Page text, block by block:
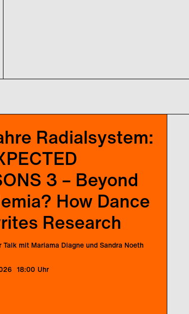
Radialsystem:
3 – Beyond
How Dance
Research
Talk mit Mariama Diagne und Sandra Noeth
18:00 Uhr